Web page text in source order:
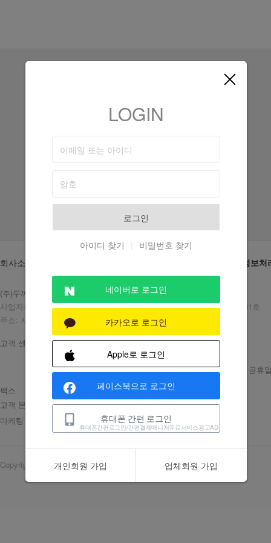
LOGIN
로그인
아이디 찾기 비밀번호 찾기
네이버로 로그인
카카오로 로그인
Apple로 로그인
페이스북으로 로그인
휴대폰 간편 로그인
휴대폰간편로그인/간편결제매니저유료서비스광고AD
개인회원 가입 업체회원 가입
회사소개 개인정보
(주)두꺼비세상
대표: 유광연
사업자등록번호: 204-86-40665 통신판매업번호: 제2019-서울구로-0881호
주소: 서울시 구로구 디지털로 300 지밸리비즈플라자 15층
고객 센터
일반회원 1644-3670
중개업체 1600-3676
운영시간 평일 10:00~18:00 / 점심 12:20~13:30 / 주말 및 공휴
팩스
02-2244-3670
고객 문의
cs@duse.co.kr
마케팅 제휴
marketing@duse.co.kr
Copyright © dukkubisesang. All Rights Reserved.